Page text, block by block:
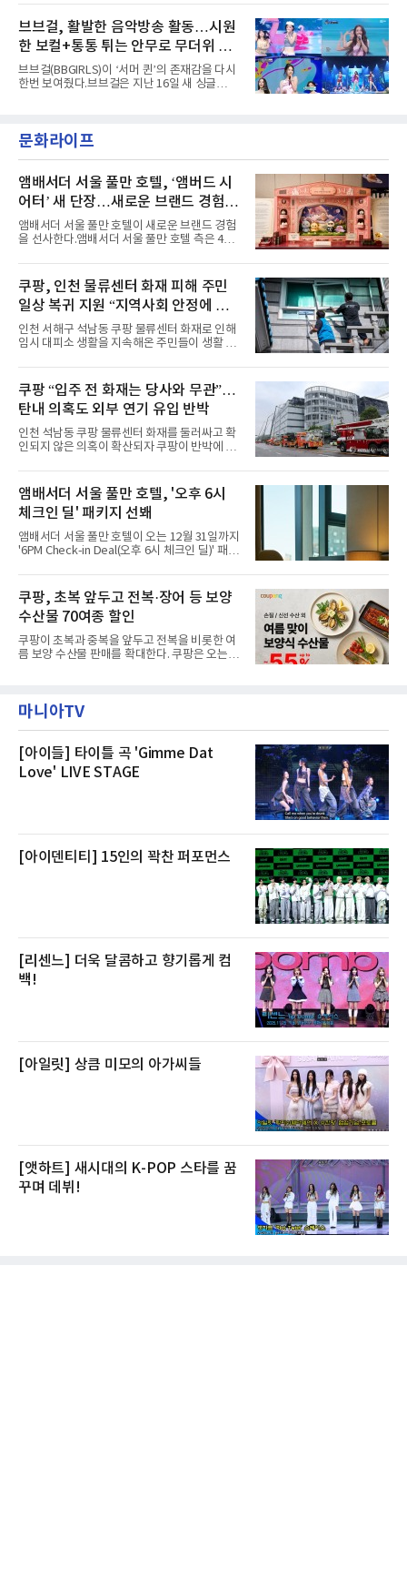
엣을 거침없이 결합했다. 멤버들은 각기 다른 개
성을 살린 스타일링을 선
벌 오디오·음원 스트리밍 플랫폼 스포티파이에
서 27일 자로 누적 재생 수 2억 회를 돌파했
다”고 밝혔다.곡이 발표된 지 약 10개월 만이다.
팀의 첫 번째 2억 스트리밍 곡은 동일 음반에 수
록된 ‘GO!’다. 이 노래는 공개 약 9개월 만인 지
난달 26일 자에 2억 고지를 밟았다. 이는 최근 5
년 내 데뷔한 보이그룹의 곡 중 최단기 2억 달성
했다. “내 티, 5 bucks 바지는, 만원” 등 멤버들
의 라이프 스타일
브브걸, 활발한 음악방송 활동…시원
한 보컬+통통 튀는 안무로 무더위 사
냥
브브걸(BBGIRLS)이 ‘서머 퀸’의 존재감을 다시
한번 보여줬다.브브걸은 지난 16일 새 싱글
MBC '쇼! 음악중심', SBS '인기가요' 등 주요 음
악방송 무대에 올라 화려한 퍼포먼스를 펼쳤다.
력을 앞세워 매 무대 색다른 볼거리를 선사했다.
특히 화사한 파스텔 톤의 비치웨어부터 청량한
마린룩, 햇살 아래 반짝이는 물결을 연상시키는
스커트, 강렬한 붉은 계열의 스타일링까지 각기
다른 매력을 선보였다. 브브걸은 다채로운 여름
패션을 완벽하게 소화하며 보
문화라이프
앰배서더 서울 풀만 호텔, ‘앰버드 시
어터’ 새 단장…새로운 브랜드 경험 선
사
앰배서더 서울 풀만 호텔이 새로운 브랜드 경험
을 선사한다.앰배서더 서울 풀만 호텔 측은 4일
이야기를 담은 인형 극장 콘셉트의 공간 ‘앰버드
시어터(Ambird Theater)’를 새롭게 선보인
다”고 밝혔다.앰배서더 서울 풀만 호텔은 로비
한편에 마련된 앰버드 존을 통해 앰버드의 세계
관을 소개해왔다. 앰버드 존은 앰버드가 우주여
행 중 수집한 다양한 굿즈를 전시한 '앰버드 플래
닛(Ambird Planet)과 계절별 플라워 연출로 사
라 극장을 모티브로 한 데코레이션으로 구성됐
다. 무대 공간 및 티켓 박스
쿠팡, 인천 물류센터 화재 피해 주민
일상 복귀 지원 “지역사회 안정에 총
력”
인천 서해구 석남동 쿠팡 물류센터 화재로 인해
임시 대피소 생활을 지속해온 주민들이 생활 터
필먼트서비스(CFS)가 지난 28일부터 화재 피해
주민을 대상으로 전문 출장 청소서비스 지원에
나섬으로써 본격적인 지역사회 복구 작업이 시
작된 것이다.대피소 주민 중심 청소 접수, 첫날
부터 2가구 지원 완료CFS는 신현초등학교, 신
현북초등학교, 신현여자중학교 등 인천 서해구
관내 임시 대피소 3곳에서 체류해온 화재 피해
민들의 호응 속에 CFS는 즉시 행동에 나섰다. 지
난 28일 오후 전문 청소업체와
쿠팡 “입주 전 화재는 당사와 무관”…
탄내 의혹도 외부 연기 유입 반박
인천 석남동 쿠팡 물류센터 화재를 둘러싸고 확
인되지 않은 의혹이 확산되자 쿠팡이 반박에 나
에 대해서는 외부 화재 연기 유입이라고 설명했
고, 2023년 같은 물류센터에서 발생한 화재에
대해서도 쿠팡 입주 전 공사 과정에서 벌어진 일
이라며 선을 그었다.쿠팡은 21일 인천 물류센터
내부에서 불이 타는 냄새가 났다는 의혹과 관련
해 “사실무근”이라는 입장을 밝혔다.회사 측은
“인근에서 지난 15일 다른 회사에서 발생한 대
것으로 확인됐다”고 설명했다.이어 “정확한 화
재 원인은 추후 조사될
앰배서더 서울 풀만 호텔, '오후 6시
체크인 딜' 패키지 선봬
앰배서더 서울 풀만 호텔이 오는 12월 31일까지
'6PM Check-in Deal(오후 6시 체크인 딜)' 패키
으로 여유로운 저녁 시간부터 호텔 스테이를 시
작할 수 있도록 준비됐다.앰배서더 서울 풀만 호
텔 측은 “퇴근 후 또는 주말 도심 속에서 짧지만
온전한 휴식을 원하는 고객들에게 특별한 경험
을 제공한다”고 밝혔다.패키지는 디럭스와 이그
제큐티브 두 가지 타입으로 구성된다. 디럭스 패
키지는 객실 1박(룸 온리)으로 심플한 호캉스를
스 센터 사우나 2인 이용 혜택이 포함된다.특히
클럽 앰배서더 라운지
쿠팡, 초복 앞두고 전복·장어 등 보양
수산물 70여종 할인
쿠팡이 초복과 중복을 앞두고 전복을 비롯한 여
름 보양 수산물 판매를 확대한다. 쿠팡은 오는
우 등이 포함됐다. 쿠팡은 올해 큰 크기의 전복
생산량이 늘어난 점을 반영해 주요 산지 상품을
전복은 산지에서 채취한 뒤 전국으로 직송되는
방식으로 운영된다. 신선도가 중요한 상품인 만
큼 이르면 다음 날 오전 배송이 가능하도록 물류
마니아TV
[아이들] 타이틀 곡 'Gimme Dat
Love' LIVE STAGE
[아이덴티티] 15인의 꽉찬 퍼포먼스
[리센느] 더욱 달콤하고 향기롭게 컴
백!
[아일릿] 상큼 미모의 아가씨들
[앳하트] 새시대의 K-POP 스타를 꿈
꾸며 데뷔!